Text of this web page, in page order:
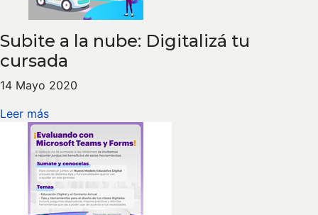
Subite a la nube: Digitalizá tu
cursada
14 Mayo 2020
Leer más